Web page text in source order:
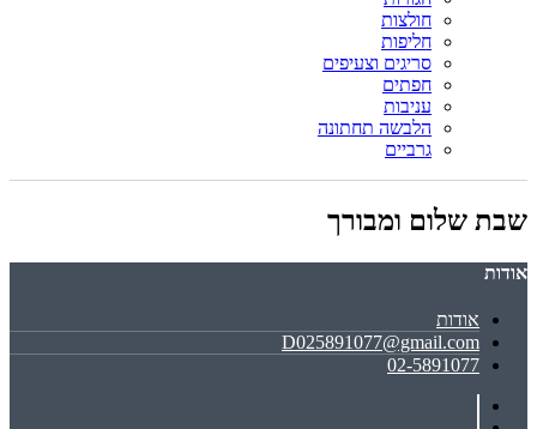
חולצות
חליפות
סריגים וצעיפים
חפתים
עניבות
הלבשה תחתונה
גרביים
שבת שלום ומבורך
אודות
אודות
D025891077@gmail.com
02-5891077